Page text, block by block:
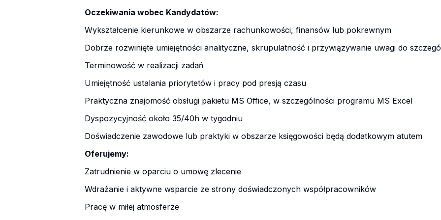
Oczekiwania wobec Kandydatów:
Wykształcenie kierunkowe w obszarze rachunkowości, finansów lub pokrewnym
Dobrze rozwinięte umiejętności analityczne, skrupulatność i przywiązywanie uwagi do
Terminowość w realizacji zadań
Umiejętność ustalania priorytetów i pracy pod presją czasu
Praktyczna znajomość obsługi pakietu MS Office, w szczególności programu MS Excel
Dyspozycyjność około 35/40h w tygodniu
Doświadczenie zawodowe lub praktyki w obszarze księgowości będą dodatkowym atutem
Oferujemy:
Zatrudnienie w oparciu o umowę zlecenie
Wdrażanie i aktywne wsparcie ze strony doświadczonych współpracowników
Pracę w miłej atmosferze